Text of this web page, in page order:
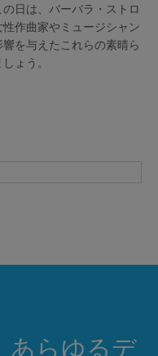
日は、バーバラ・ストロ
作曲家やミュージシャン
を与えたこれらの素晴ら
ょう。
あらゆるデ